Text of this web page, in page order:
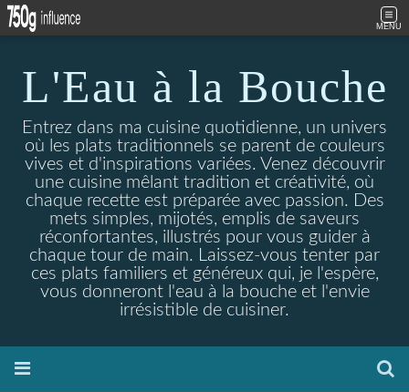
MENU
L'Eau à la Bouche
Entrez dans ma cuisine quotidienne, un univers
où les plats traditionnels se parent de couleurs
vives et d'inspirations variées. Venez découvrir
une cuisine mêlant tradition et créativité, où
chaque recette est préparée avec passion. Des
mets simples, mijotés, emplis de saveurs
réconfortantes, illustrés pour vous guider à
chaque tour de main. Laissez-vous tenter par
ces plats familiers et généreux qui, je l'espère,
vous donneront l'eau à la bouche et l'envie
irrésistible de cuisiner.